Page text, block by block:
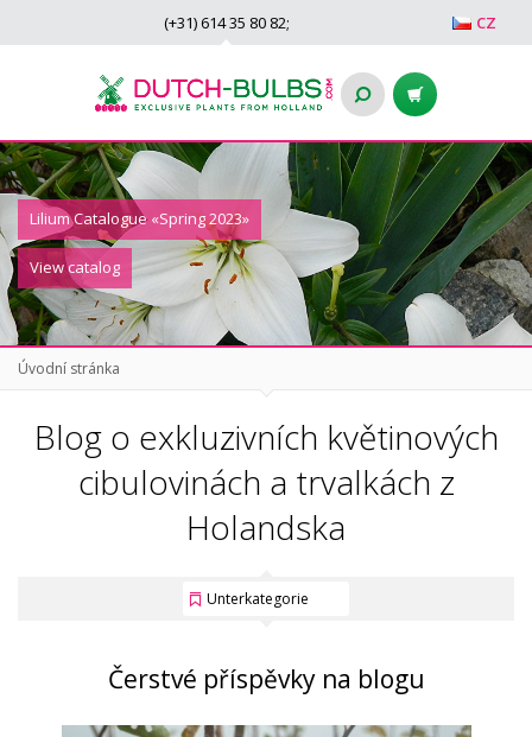
CZ
(+31) 614 35 80 82;
Lilium Catalogue «Spring 2023»
View catalog
Úvodní stránka
Blog o exkluzivních květinových
cibulovinách a trvalkách z
Holandska
Unterkategorie
Čerstvé příspěvky na blogu